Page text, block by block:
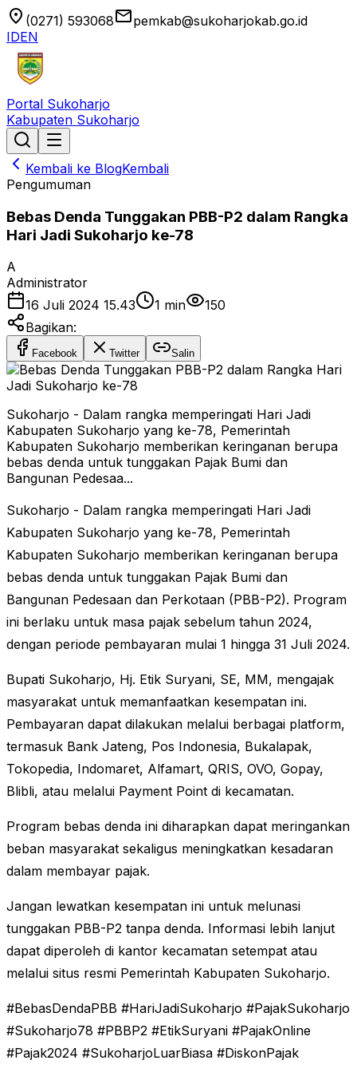
location_on (0271) 593068emailpemkab@sukoharjokab.go.id
IDEN
Portal Sukoharjo
Kabupaten Sukoharjo
Kembali ke BlogKembali
Pengumuman
Bebas Denda Tunggakan PBB-P2 dalam Rangka
Hari Jadi Sukoharjo ke-78
A
Administrator
16 Juli 2024 15.43
1 min
150
Bagikan:
Facebook Twitter Salin
Sukoharjo - Dalam rangka memperingati Hari Jadi
Kabupaten Sukoharjo yang ke-78, Pemerintah
Kabupaten Sukoharjo memberikan keringanan berupa
bebas denda untuk tunggakan Pajak Bumi dan
Bangunan Pedesaa...
Sukoharjo - Dalam rangka memperingati Hari Jadi
Kabupaten Sukoharjo yang ke-78, Pemerintah
Kabupaten Sukoharjo memberikan keringanan berupa
bebas denda untuk tunggakan Pajak Bumi dan
Bangunan Pedesaan dan Perkotaan (PBB-P2). Program
ini berlaku untuk masa pajak sebelum tahun 2024,
dengan periode pembayaran mulai 1 hingga 31 Juli 2024.
Bupati Sukoharjo, Hj. Etik Suryani, SE, MM, mengajak
masyarakat untuk memanfaatkan kesempatan ini.
Pembayaran dapat dilakukan melalui berbagai platform,
termasuk Bank Jateng, Pos Indonesia, Bukalapak,
Tokopedia, Indomaret, Alfamart, QRIS, OVO, Gopay,
Blibli, atau melalui Payment Point di kecamatan.
Program bebas denda ini diharapkan dapat meringankan
beban masyarakat sekaligus meningkatkan kesadaran
dalam membayar pajak.
Jangan lewatkan kesempatan ini untuk melunasi
tunggakan PBB-P2 tanpa denda. Informasi lebih lanjut
dapat diperoleh di kantor kecamatan setempat atau
melalui situs resmi Pemerintah Kabupaten Sukoharjo.
#BebasDendaPBB #HariJadiSukoharjo #PajakSukoharjo
#Sukoharjo78 #PBBP2 #EtikSuryani #PajakOnline
#Pajak2024 #SukoharjoLuarBiasa #DiskonPajak